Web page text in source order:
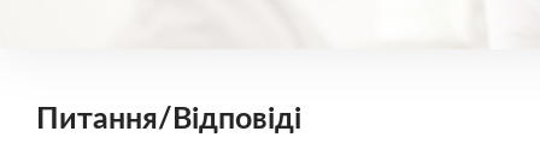
Питання/Відповіді